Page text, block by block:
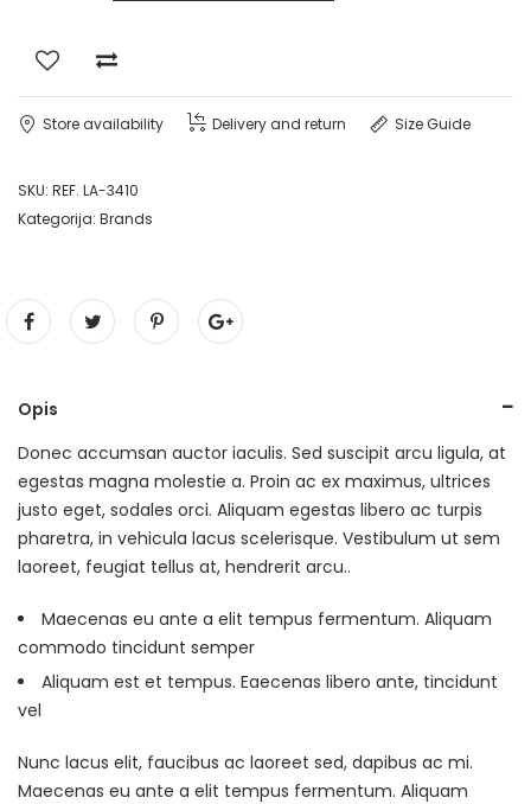
Store availability Delivery and return Size Guide
SKU: REF. LA-3410
Kategorija: Brands
Opis
Donec accumsan auctor iaculis. Sed suscipit arcu ligula, at
egestas magna molestie a. Proin ac ex maximus, ultrices
justo eget, sodales orci. Aliquam egestas libero ac turpis
pharetra, in vehicula lacus scelerisque. Vestibulum ut sem
laoreet, feugiat tellus at, hendrerit arcu..
Maecenas eu ante a elit tempus fermentum. Aliquam
commodo tincidunt semper
Aliquam est et tempus. Eaecenas libero ante, tincidunt
vel
Nunc lacus elit, faucibus ac laoreet sed, dapibus ac mi.
Maecenas eu ante a elit tempus fermentum. Aliquam